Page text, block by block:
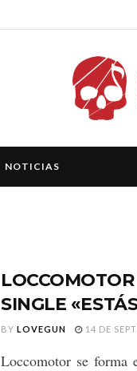
NOTICIAS
SINGLE
BY LOVEGUN 14 DE
Loccomotor se forma